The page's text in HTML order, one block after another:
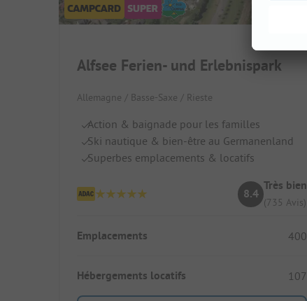
Alfsee Ferien- und Erlebnispark
Allemagne / Basse-Saxe / Rieste
Action & baignade pour les familles
Ski nautique & bien-être au Germanenland
Superbes emplacements & locatifs
8.4
Très bien
(735 Avis)
Emplacements 400
Hébergements locatifs 107